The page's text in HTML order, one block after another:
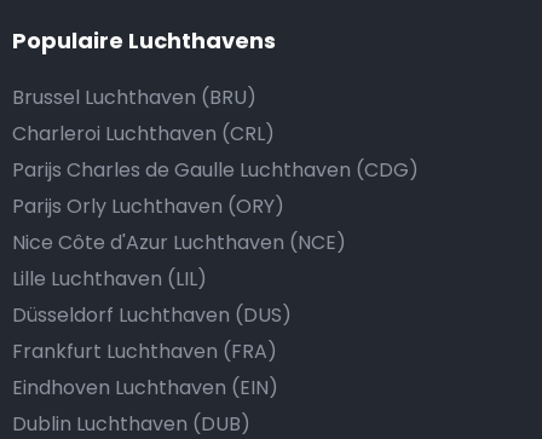
Populaire Luchthavens
Brussel Luchthaven (BRU)
Charleroi Luchthaven (CRL)
Parijs Charles de Gaulle Luchthaven (CDG)
Parijs Orly Luchthaven (ORY)
Nice Côte d'Azur Luchthaven (NCE)
Lille Luchthaven (LIL)
Düsseldorf Luchthaven (DUS)
Frankfurt Luchthaven (FRA)
Eindhoven Luchthaven (EIN)
Dublin Luchthaven (DUB)